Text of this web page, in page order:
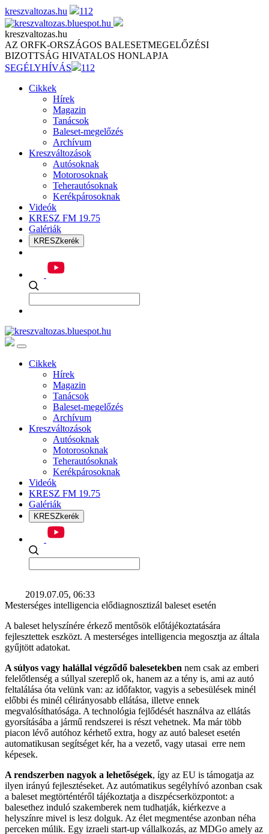
Skip
to
content
kreszvaltozas.hu 112
kreszvaltozas.hu
AZ ORFK-ORSZÁGOS BALESETMEGELŐZÉSI
BIZOTTSÁG HIVATALOS HONLAPJA
SEGÉLYHÍVÁS
112
Cikkek
Hírek
Magazin
Tanácsok
Baleset-megelőzés
Archívum
Kreszváltozások
Autósoknak
Motorosoknak
Teherautósoknak
Kerékpárosoknak
Videók
KRESZ FM 19.75
Galériák
KRESZkerék
Cikkek
Hírek
Magazin
Tanácsok
Baleset-megelőzés
Archívum
Kreszváltozások
Autósoknak
Motorosoknak
Teherautósoknak
Kerékpárosoknak
Videók
KRESZ FM 19.75
Galériák
KRESZkerék
2019.07.05, 06:33
Mesterséges intelligencia elődiagnosztizál baleset esetén
A baleset helyszínére érkező mentősök előtájékoztatására
fejlesztettek eszközt. A mesterséges intelligencia megosztja az általa
gyűjtött adatokat.
A súlyos vagy halállal végződő balesetekben nem csak az emberi
felelőtlenség a súllyal szereplő ok, hanem az a tény is, ami az autó
feltalálása óta velünk van: az időfaktor, vagyis a sebesülések minél
előbbi és minél célirányosabb ellátása, illetve ennek
megvalósíthatósága. A technológia fejlődését használva az ellátás
gyorsításába a jármű rendszerei is részt vehetnek. Ma már több
piacon lévő autóhoz kérhető extra, hogy az autó baleset esetén
automatikusan segítséget kér, ha a vezető, vagy utasai erre nem
képesek.
A rendszerben nagyok a lehetőségek, így az EU is támogatja az
ilyen irányú fejlesztéseket. Az autómatikus segélyhívó azonban csak
a baleset megtörténtéről tájékoztatja a diszpécserközpontot: a
balesethez induló szakemberek nem tudhatják, kiérkezve a
helyszínre mivel is lesz dolguk. Az élet megmentése azonban néha
perceken múlik. Egy izraeli start-up vállalkozás, az MDGo amely az